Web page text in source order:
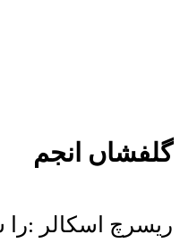
گلفشاں انجم
ریسرچ اسکالر